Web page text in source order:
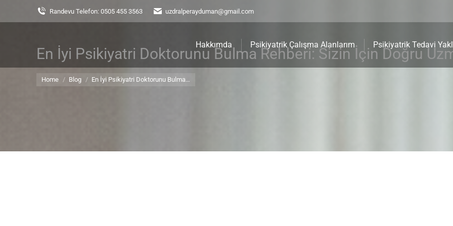
Randevu Telefon: 0505 455 3563 uzdralperayduman@gmail.com
Hakkımda Psikiyatrik Çalışma Alanlarım Psikiyatrik Tedavi
En İyi Psikiyatri Doktorunu Bulma Rehberi: Sizin İçin Doğru
You are here:
Home Blog En İyi Psikiyatri Doktorunu Bulma…